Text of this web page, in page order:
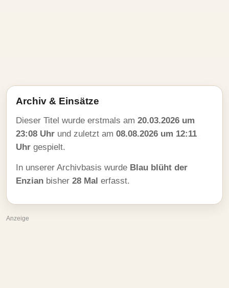
Archiv & Einsätze
Dieser Titel wurde erstmals am 20.03.2026 um
23:08 Uhr und zuletzt am 08.08.2026 um 12:11
Uhr gespielt.
In unserer Archivbasis wurde Blau blüht der
Enzian bisher 28 Mal erfasst.
Anzeige